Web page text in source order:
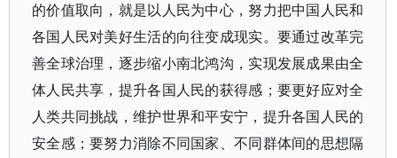
的价值取向，就是以人民为中心，努力把中国人民和
各国人民对美好生活的向往变成现实。要通过改革完
善全球治理，逐步缩小南北鸿沟，实现发展成果由全
体人民共享，提升各国人民的获得感；要更好应对全
人类共同挑战，维护世界和平安宁，提升各国人民的
安全感；要努力消除不同国家、不同群体间的思想隔